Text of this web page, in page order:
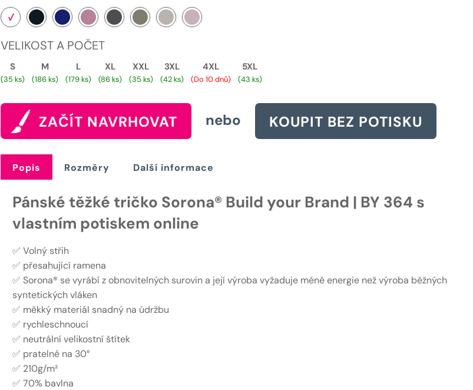
VELIKOST A POČET
S
(35 ks)
M
(186 ks)
L
(179 ks)
XL
(86 ks)
XXL
(35 ks)
3XL
(42 ks)
4XL
(Do 10 dnů)
5XL
(43 ks)
ZAČÍT NAVRHOVAT nebo KOUPIT BEZ POTISKU
Popis Rozměry Další informace
Pánské těžké tričko Sorona® Build your Brand | BY 364 s
vlastním potiskem online
✅ Volný střih
✅ přesahující ramena
✅ Sorona® se vyrábí z obnovitelných surovin a její výroba vyžaduje méně energie než výroba běžných
syntetických vláken
✅ měkký materiál snadný na údržbu
✅ rychleschnoucí
✅ neutrální velikostní štítek
✅ pratelné na 30°
✅ 210g/m²
✅ 70% bavlna